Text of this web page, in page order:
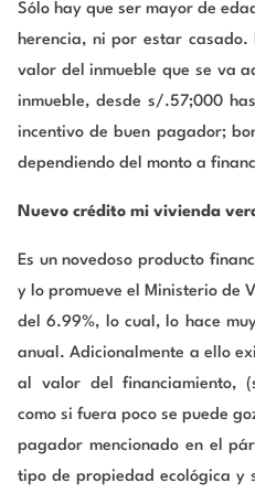
Sólo hay que ser mayor de
herencia, ni por estar casado.
valor del inmueble que se va
inmueble, desde s/.57;000
incentivo de buen pagador;
dependiendo del monto a
Nuevo crédito mi vivienda
Es un novedoso producto
y lo promueve el Ministerio de
del 6.99%, lo cual, lo hace
anual. Adicionalmente a ello
al valor del financiamiento,
como si fuera poco se puede
pagador mencionado en el
tipo de propiedad ecológica y